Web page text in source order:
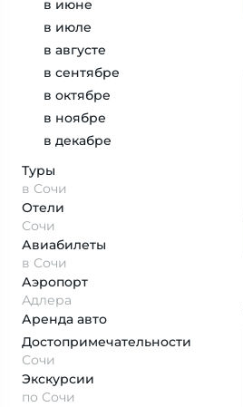
в июне
в июле
в августе
в сентябре
в октябре
в ноябре
в декабре
Туры
в Сочи
Отели
Сочи
Авиабилеты
в Сочи
Аэропорт
Адлера
Аренда авто
Достопримеча­тельности
Сочи
Экскурсии
по Сочи